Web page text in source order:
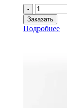
-
товара
Щуп
Заказать
Подробнее